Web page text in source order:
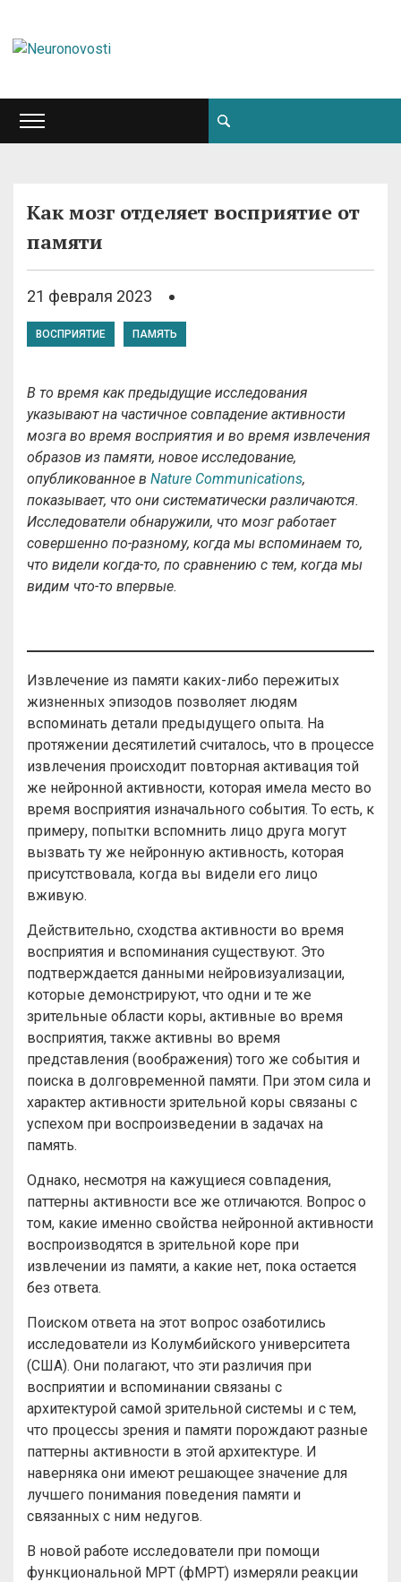
Как мозг отделяет восприятие от
памяти
21 февраля 2023
ВОСПРИЯТИЕ ПАМЯТЬ
В то время как предыдущие исследования
указывают на частичное совпадение активности
мозга во время восприятия и во время извлечения
образов из памяти, новое исследование,
опубликованное в Nature Communications,
показывает, что они систематически различаются.
Исследователи обнаружили, что мозг работает
совершенно по-разному, когда мы вспоминаем то,
что видели когда-то, по сравнению с тем, когда мы
видим что-то впервые.
Извлечение из памяти каких-либо пережитых
жизненных эпизодов позволяет людям
вспоминать детали предыдущего опыта. На
протяжении десятилетий считалось, что в процессе
извлечения происходит повторная активация той
же нейронной активности, которая имела место во
время восприятия изначального события. То есть, к
примеру, попытки вспомнить лицо друга могут
вызвать ту же нейронную активность, которая
присутствовала, когда вы видели его лицо
вживую.
Действительно, сходства активности во время
восприятия и вспоминания существуют. Это
подтверждается данными нейровизуализации,
которые демонстрируют, что одни и те же
зрительные области коры, активные во время
восприятия, также активны во время
представления (воображения) того же события и
поиска в долговременной памяти. При этом сила и
характер активности зрительной коры связаны с
успехом при воспроизведении в задачах на
память.
Однако, несмотря на кажущиеся совпадения,
паттерны активности все же отличаются. Вопрос о
том, какие именно свойства нейронной активности
воспроизводятся в зрительной коре при
извлечении из памяти, а какие нет, пока остается
без ответа.
Поиском ответа на этот вопрос озаботились
исследователи из Колумбийского университета
(США). Они полагают, что эти различия при
восприятии и вспоминании связаны с
архитектурой самой зрительной системы и с тем,
что процессы зрения и памяти порождают разные
паттерны активности в этой архитектуре. И
наверняка они имеют решающее значение для
лучшего понимания поведения памяти и
связанных с ним недугов.
В новой работе исследователи при помощи
функциональной МРТ (фМРТ) измеряли реакции